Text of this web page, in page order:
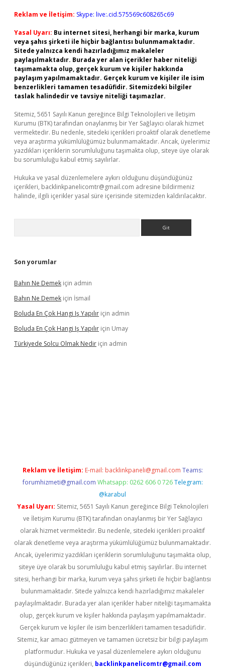
Reklam ve İletişim: Skype: live:.cid.575569c608265c69
Yasal Uyarı: Bu internet sitesi, herhangi bir marka, kurum
veya şahıs şirketi ile hiçbir bağlantısı bulunmamaktadır.
Sitede yalnızca kendi hazırladığımız makaleler
paylaşılmaktadır. Burada yer alan içerikler haber niteliği
taşımamakta olup, gerçek kurum ve kişiler hakkında
paylaşım yapılmamaktadır. Gerçek kurum ve kişiler ile isim
benzerlikleri tamamen tesadüfidir. Sitemizdeki bilgiler
taslak halindedir ve tavsiye niteliği taşımazlar.
Sitemiz, 5651 Sayılı Kanun gereğince Bilgi Teknolojileri ve İletişim
Kurumu (BTK) tarafından onaylanmış bir Yer Sağlayıcı olarak hizmet
vermektedir. Bu nedenle, sitedeki içerikleri proaktif olarak denetleme
veya araştırma yükümlülüğümüz bulunmamaktadır. Ancak, üyelerimiz
yazdıkları içeriklerin sorumluluğunu taşımakta olup, siteye üye olarak
bu sorumluluğu kabul etmiş sayılırlar.
Hukuka ve yasal düzenlemelere aykırı olduğunu düşündüğünüz
içerikleri, backlinkpanelicomtr@gmail.com adresine bildirmeniz
halinde, ilgili içerikler yasal süre içerisinde sitemizden kaldırılacaktır.
Son yorumlar
Bahın Ne Demek için admin
Bahın Ne Demek için İsmail
Boluda En Çok Hangi Iş Yapılır için admin
Boluda En Çok Hangi Iş Yapılır için Umay
Türkiyede Solcu Olmak Nedir için admin
Reklam ve İletişim: E-mail: backlinkpaneli@gmail.com Teams:
forumhizmeti@gmail.com Whatsapp: 0262 606 0 726 Telegram:
@karabul
Yasal Uyarı: Sitemiz, 5651 Sayılı Kanun gereğince Bilgi Teknolojileri
ve İletişim Kurumu (BTK) tarafından onaylanmış bir Yer Sağlayıcı
olarak hizmet vermektedir. Bu nedenle, sitedeki içerikleri proaktif
olarak denetleme veya araştırma yükümlülüğümüz bulunmamaktadır.
Ancak, üyelerimiz yazdıkları içeriklerin sorumluluğunu taşımakta olup,
siteye üye olarak bu sorumluluğu kabul etmiş sayılırlar. Bu internet
sitesi, herhangi bir marka, kurum veya şahıs şirketi ile hiçbir bağlantısı
bulunmamaktadır. Sitede yalnızca kendi hazırladığımız makaleler
paylaşılmaktadır. Burada yer alan içerikler haber niteliği taşımamakta
olup, gerçek kurum ve kişiler hakkında paylaşım yapılmamaktadır.
Gerçek kurum ve kişiler ile isim benzerlikleri tamamen tesadüfidir.
Sitemiz, kar amacı gütmeyen ve tamamen ücretsiz bir bilgi paylaşım
platformudur. Hukuka ve yasal düzenlemelere aykırı olduğunu
düşündüğünüz içerikleri, backlinkpanelicomtr@gmail.com